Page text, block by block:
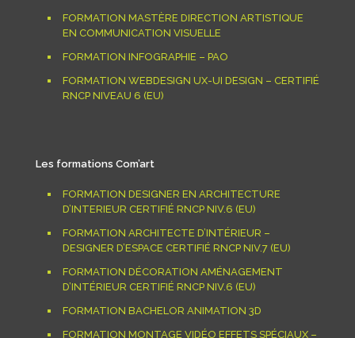
FORMATION MASTÈRE DIRECTION ARTISTIQUE
EN COMMUNICATION VISUELLE
FORMATION INFOGRAPHIE – PAO
FORMATION WEBDESIGN UX-UI DESIGN – CERTIFIÉ
RNCP NIVEAU 6 (EU)
Les formations Com’art
FORMATION DESIGNER EN ARCHITECTURE
D’INTERIEUR CERTIFIÉ RNCP NIV.6 (EU)
FORMATION ARCHITECTE D’INTÉRIEUR –
DESIGNER D’ESPACE CERTIFIÉ RNCP NIV.7 (EU)
FORMATION DÉCORATION AMÉNAGEMENT
D’INTÉRIEUR CERTIFIÉ RNCP NIV.6 (EU)
FORMATION BACHELOR ANIMATION 3D
FORMATION MONTAGE VIDÉO EFFETS SPÉCIAUX –